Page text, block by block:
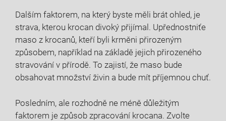
Dalším faktorem, na který byste měli brát ohled, je
strava, kterou krocan divoký přijímal. Upřednostniťe
maso z krocanů, kteří byli krměni přirozeným
způsobem, například na základě jejich přirozeného
stravování v přírodě. To zajistí, že maso bude
obsahovat množství živin a bude mít příjemnou chuť.
Posledním, ale rozhodně ne méně důležitým
faktorem je způsob zpracování krocana. Zvolte